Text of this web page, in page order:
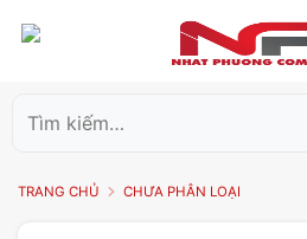
kiếm:
TRANG CHỦ CHƯA PHÂN LOẠI